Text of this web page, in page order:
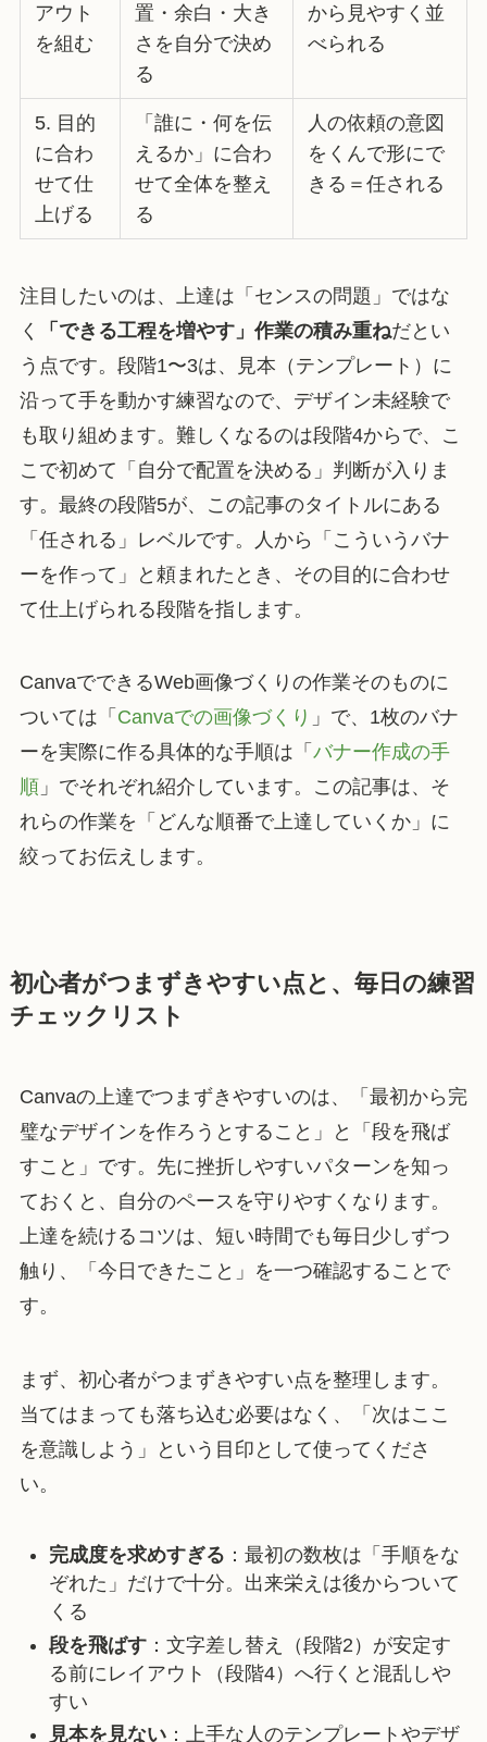
アウト
を組む
置・余白・大き
さを自分で決め
る
から見やすく並
べられる
5. 目的
に合わ
せて仕
上げる
「誰に・何を伝
えるか」に合わ
せて全体を整え
る
人の依頼の意図
をくんで形にで
きる＝任される
注目したいのは、上達は「センスの問題」ではな
く
「できる工程を増やす」作業の積み重ねだとい
う点です。段階1〜3は、見本（テンプレート）に
沿って手を動かす練習なので、デザイン未経験で
も取り組めます。難しくなるのは段階4からで、こ
こで初めて「自分で配置を決める」判断が入りま
す。最終の段階5が、この記事のタイトルにある
「任される」レベルです。人から「こういうバナ
ーを作って」と頼まれたとき、その目的に合わせ
て仕上げられる段階を指します。
CanvaでできるWeb画像づくりの作業そのものに
ついては「 Canvaでの画像づくり 」で、1枚のバナ
ーを実際に作る具体的な手順は「 バナー作成の手
順」でそれぞれ紹介しています。この記事は、そ
れらの作業を「どんな順番で上達していくか」に
絞ってお伝えします。
初心者がつまずきやすい点と、毎日の練習
チェックリスト
Canvaの上達でつまずきやすいのは、「最初から完
璧なデザインを作ろうとすること」と「段を飛ば
すこと」です。先に挫折しやすいパターンを知っ
ておくと、自分のペースを守りやすくなります。
上達を続けるコツは、短い時間でも毎日少しずつ
触り、「今日できたこと」を一つ確認することで
す。
まず、初心者がつまずきやすい点を整理します。
当てはまっても落ち込む必要はなく、「次はここ
を意識しよう」という目印として使ってくださ
い。
完成度を求めすぎる ：最初の数枚は「手順をな
ぞれた」だけで十分。出来栄えは後からついて
くる
段を飛ばす：文字差し替え（段階2）が安定す
る前にレイアウト（段階4）へ行くと混乱しや
すい
見本を見ない：上手な人のテンプレートやデザ